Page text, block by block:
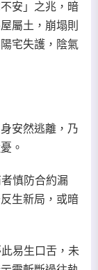
安」之兆，暗
屬土，崩塌則
宅失護，陰氣
安然逃離，乃
。
慎防合約漏
生新局，或暗
易生口舌，未